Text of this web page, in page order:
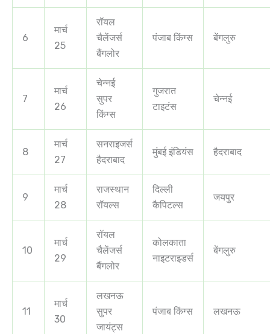
6
मार्च
25
रॉयल
चैलेंजर्स
बैंगलोर
पंजाब किंग्स बेंगलुरु
7
मार्च
26
चेन्नई
सुपर
किंग्स
गुजरात
टाइटंस
चेन्नई
8
मार्च
27
सनराइजर्स
हैदराबाद
मुंबई इंडियंस हैदराबाद
9
मार्च
28
राजस्थान
रॉयल्स
दिल्ली
कैपिटल्स
जयपुर
10
मार्च
29
रॉयल
चैलेंजर्स
बैंगलोर
कोलकाता
नाइटराइडर्स
बेंगलुरु
11
मार्च
30
लखनऊ
सुपर
जायंट्स
पंजाब किंग्स लखनऊ